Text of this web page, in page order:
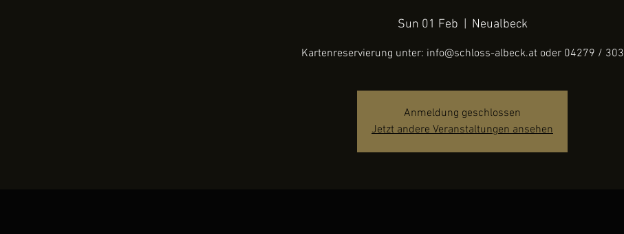
Sun 01 Feb Neualbeck
Kartenreservierung unter: info@schloss-albeck.at oder 04279 / 303
Anmeldung geschlossen
Jetzt andere Veranstaltungen ansehen